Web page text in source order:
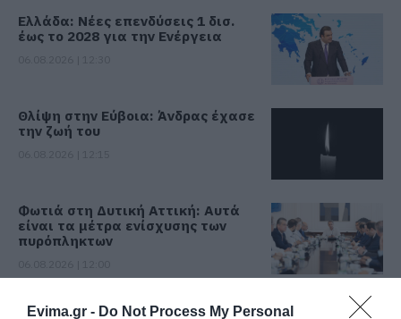
Evima.gr - Do Not Process My Personal
Ελλάδα: Νέες επενδύσεις 1 δισ.
έως το 2028 για την Ενέργεια
Θλίψη στην Εύβοια: Άνδρας έχασε
την ζωή του
Φωτιά στη Δυτική Αττική: Αυτά
είναι τα μέτρα ενίσχυσης των
πυρόπληκτων
«Βόμβα» στην Εύβοια διαλύθηκε